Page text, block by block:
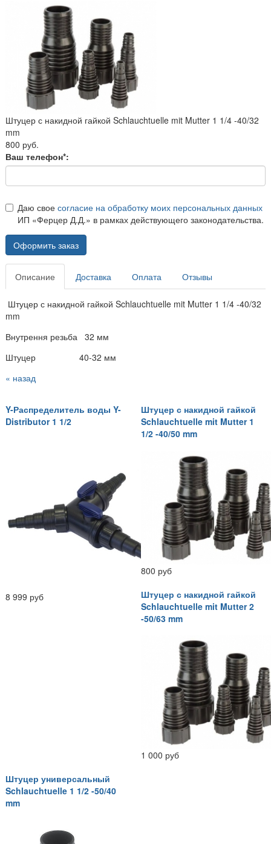
Штуцер с накидной гайкой Schlauchtuelle mit Mutter 1 1/4 -40/32
mm
800 руб.
Ваш телефон*:
Даю свое согласие на обработку моих персональных данных
ИП «Ферцер Д.Д.» в рамках действующего законодательства.
Оформить заказ
Описание Доставка Оплата Отзывы
Штуцер с накидной гайкой Schlauchtuelle mit Mutter 1 1/4 -40/32
mm
Внутрення резьба 32 мм
Штуцер 40-32 мм
« назад
Y-Распределитель воды Y-
Distributor 1 1/2
8 999 руб
Штуцер с накидной гайкой
Schlauchtuelle mit Mutter 1
1/2 -40/50 mm
800 руб
Штуцер с накидной гайкой
Schlauchtuelle mit Mutter 2
-50/63 mm
1 000 руб
Штуцер универсальный
Schlauchtuelle 1 1/2 -50/40
mm